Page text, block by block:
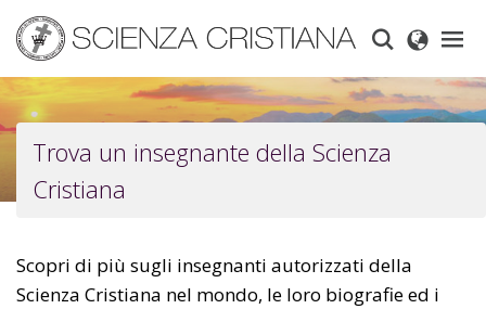
main
content
Trova un insegnante della Scienza
Cristiana
Scopri di più sugli insegnanti autorizzati della
Scienza Cristiana nel mondo, le loro biografie ed i